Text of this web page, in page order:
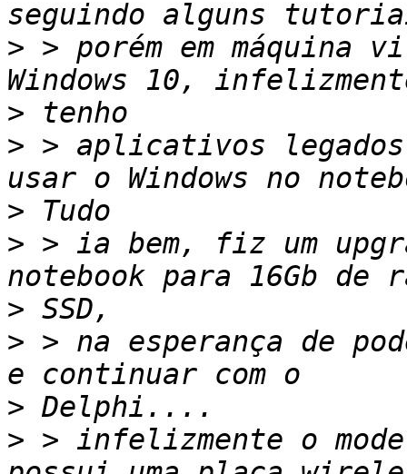
> > porém em
>
> > aplicativos legados
>
> > ia bem, fiz um
>
> > na esperança de
>
> > infelizmente o